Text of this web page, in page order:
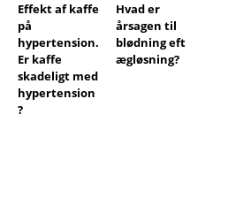
Effekt af kaffe
på
hypertension.
Er kaffe
skadeligt med
hypertension
?
Hvad er
årsagen til
blødning efter
ægløsning?